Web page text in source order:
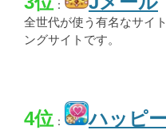
：
全世代が使う有名なサイ
ングサイトです。
4位 ： ハッピ